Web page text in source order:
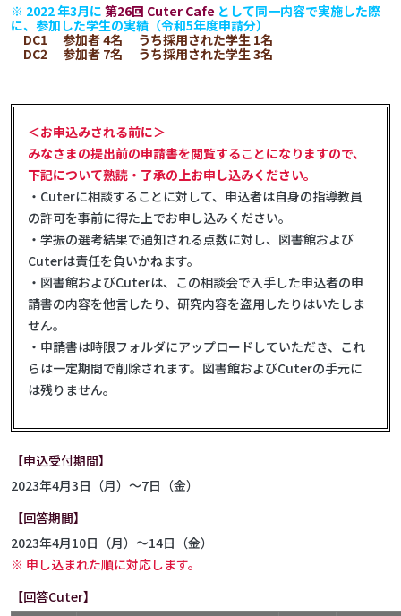
※ 2022 年3月に 第26回 Cuter Cafe として同一内容で実施した際
に、参加した学生の実績（令和5年度申請分）
DC1 参加者 4名 うち採用された学生 1名
DC2 参加者 7名 うち採用された学生 3名
＜お申込みされる前に＞
みなさまの提出前の申請書を閲覧することになりますので、
下記について熟読・了承の上お申し込みください。
・Cuterに相談することに対して、申込者は自身の指導教員
の許可を事前に得た上でお申し込みください。
・学振の選考結果で通知される点数に対し、図書館および
Cuterは責任を負いかねます。
・図書館およびCuterは、この相談会で入手した申込者の申
請書の内容を他言したり、研究内容を盗用したりはいたしま
せん。
・申請書は時限フォルダにアップロードしていただき、これ
らは一定期間で削除されます。図書館およびCuterの手元に
は残りません。
【申込受付期間】
2023年4月3日（月）～7日（金）
【回答期間】
2023年4月10日（月）～14日（金）
※ 申し込まれた順に対応します。
【回答Cuter】